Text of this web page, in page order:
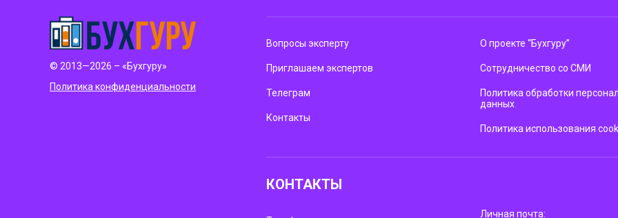
© 2013—2026 – «Бухгуру»
Политика конфиденциальности
Вопросы эксперту
Приглашаем экспертов
Телеграм
Контакты
О проекте “Бухгуру”
Сотрудничество со СМИ
Политика обработки
данных
Политика использования
КОНТАКТЫ
Личная почта: